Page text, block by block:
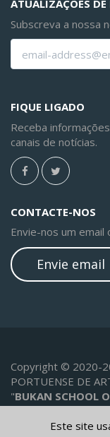
ATUALIZAÇÕES
Subscreva a nossa
FIQUE LIGADO
Receba
canais de notícias.
CONTACTE-NOS
Envie-nos um
Envie email
Copyright © 2020-
PORTUENSE DE
"BUKAN SCHOOL
registada mista
18048956 de
Este site